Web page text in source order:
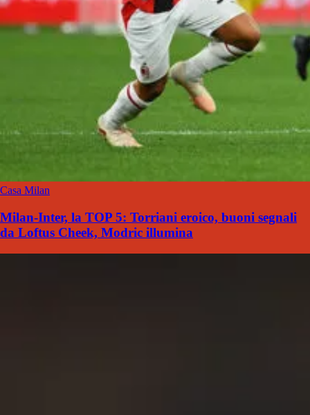
Casa Milan
Milan-Inter, la TOP 5: Torriani eroico, buoni segnali
da Loftus Cheek, Modric illumina